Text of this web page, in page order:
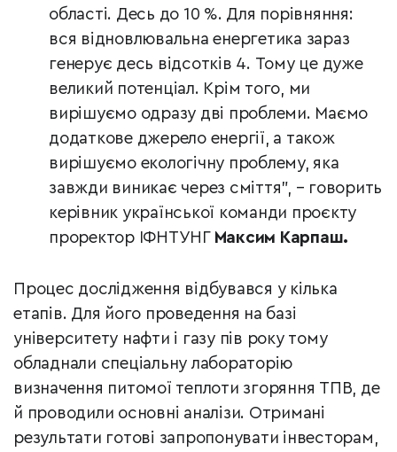
області. Десь до 10 %. Для порівняння:
вся відновлювальна енергетика зараз
генерує десь відсотків 4. Тому це дуже
великий потенціал. Крім того, ми
вирішуємо одразу дві проблеми. Маємо
додаткове джерело енергії, а також
вирішуємо екологічну проблему, яка
завжди виникає через сміття”, – говорить
керівник української команди проєкту
проректор ІФНТУНГ Максим Карпаш.
Процес дослідження відбувався у кілька
етапів. Для його проведення на базі
університету нафти і газу пів року тому
обладнали спеціальну лабораторію
визначення питомої теплоти згоряння ТПВ, де
й проводили основні аналізи. Отримані
результати готові запропонувати інвесторам,